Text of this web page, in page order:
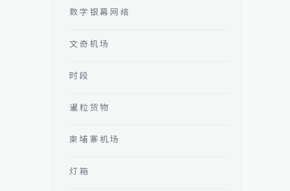
数字银幕网络
文奇机场
时段
暹粒货物
柬埔寨机场
灯箱